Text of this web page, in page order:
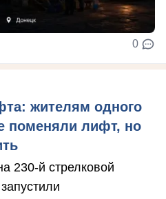
0
жителям одного
поменяли лифт, но
230-й стрелковой